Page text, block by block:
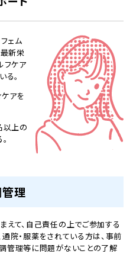
ェム
最新栄
フケア
。
アを
以上の
理
えて、自己責任の上でご参加する
院・服薬をされている方は、事前
管理等に問題がないことの了解